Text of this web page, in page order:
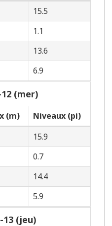
15.5
1.1
13.6
6.9
12 (mer)
(m)
Niveaux (pi)
15.9
0.7
14.4
5.9
13 (jeu)